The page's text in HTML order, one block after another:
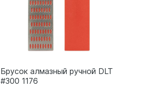
Брусок алмазный ручной DLT
#300 1176